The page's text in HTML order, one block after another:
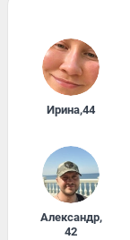
Ирина,44
Александр,
42